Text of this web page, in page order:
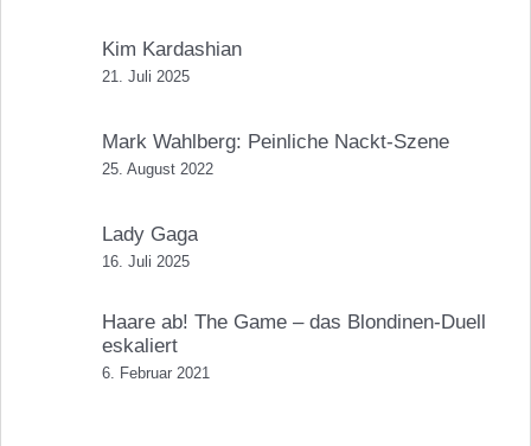
Kim Kardashian
21. Juli 2025
Mark Wahlberg: Peinliche Nackt-Szene
25. August 2022
Lady Gaga
16. Juli 2025
Haare ab! The Game – das Blondinen-Duell
eskaliert
6. Februar 2021